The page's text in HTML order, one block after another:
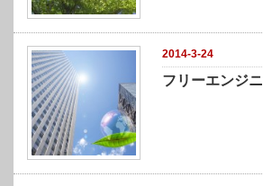
2014-3-24
フリーエンジ